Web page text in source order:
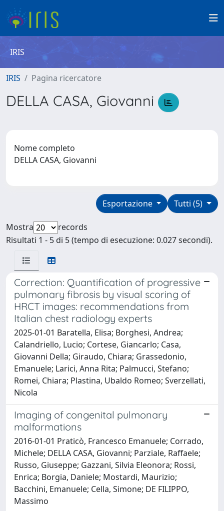
IRIS
IRIS Pagina ricercatore
DELLA CASA, Giovanni
Nome completo
DELLA CASA, Giovanni
Tutti (5)
Esportazione
Mostra
records
Risultati 1 - 5 di 5 (tempo di esecuzione: 0.027 secondi).
Correction: Quantification of progressive
pulmonary fibrosis by visual scoring of
HRCT images: recommendations from
Italian chest radiology experts
2025-01-01 Baratella, Elisa; Borghesi, Andrea;
Calandriello, Lucio; Cortese, Giancarlo; Casa,
Giovanni Della; Giraudo, Chiara; Grassedonio,
Emanuele; Larici, Anna Rita; Palmucci, Stefano;
Romei, Chiara; Plastina, Ubaldo Romeo; Sverzellati,
Nicola
Imaging of congenital pulmonary
malformations
2016-01-01 Praticò, Francesco Emanuele; Corrado,
Michele; DELLA CASA, Giovanni; Parziale, Raffaele;
Russo, Giuseppe; Gazzani, Silvia Eleonora; Rossi,
Enrica; Borgia, Daniele; Mostardi, Maurizio;
Bacchini, Emanuele; Cella, Simone; DE FILIPPO,
Massimo